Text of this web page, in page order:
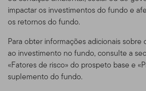
impactar os investimentos do fundo e
os retornos do fundo.
Para obter informações adicionais sobre
ao investimento no fundo, consulte a
«Fatores de risco» do prospeto base e
suplemento do fundo.